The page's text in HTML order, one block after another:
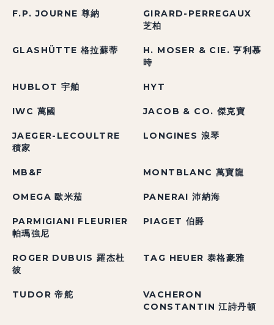
F.P. JOURNE 尊納
GIRARD-PERREGAUX
芝柏
GLASHÜTTE 格拉蘇蒂
H. MOSER & CIE. 亨利慕
時
HUBLOT 宇舶 HYT
IWC 萬國 JACOB & CO. 傑克寶
JAEGER-LECOULTRE
積家
LONGINES 浪琴
MB&F MONTBLANC 萬寶龍
OMEGA 歐米茄 PANERAI 沛納海
PARMIGIANI FLEURIER
帕瑪強尼
PIAGET 伯爵
ROGER DUBUIS 羅杰杜
彼
TAG HEUER 泰格豪雅
TUDOR 帝舵
VACHERON
CONSTANTIN 江詩丹頓